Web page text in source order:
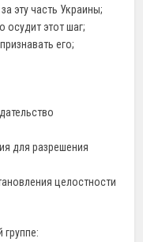
эту часть Украины;
этот шаг;
его;
для разрешения
целостности